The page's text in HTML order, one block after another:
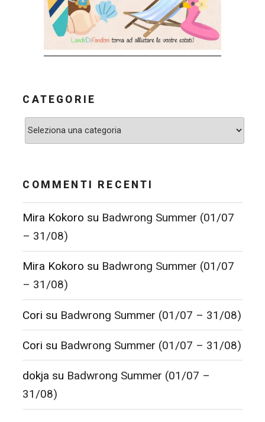
CATEGORIE
Categorie
COMMENTI RECENTI
Mira Kokoro su Badwrong Summer (01/07
– 31/08)
Mira Kokoro su Badwrong Summer (01/07
– 31/08)
Cori su Badwrong Summer (01/07 – 31/08)
Cori su Badwrong Summer (01/07 – 31/08)
dokja su Badwrong Summer (01/07 –
31/08)